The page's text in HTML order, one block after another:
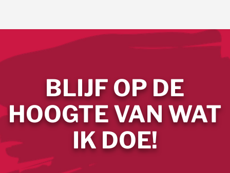
BLIJF OP DE
HOOGTE VAN WAT
IK DOE!